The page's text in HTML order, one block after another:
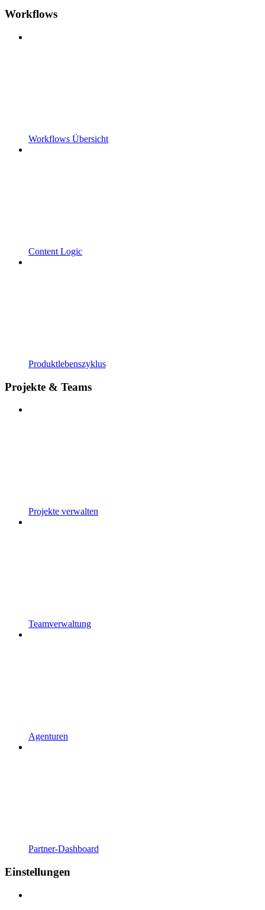
Workflows
Workflows Übersicht
Content Logic
Produktlebenszyklus
Projekte & Teams
Projekte verwalten
Teamverwaltung
Agenturen
Partner-Dashboard
Einstellungen